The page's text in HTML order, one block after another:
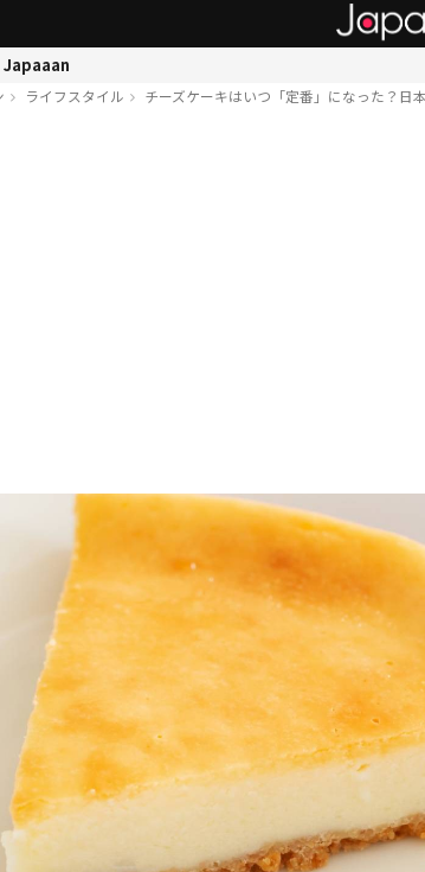
Japaaan
ライフスタイル チーズケーキはいつ「定番」になった？日